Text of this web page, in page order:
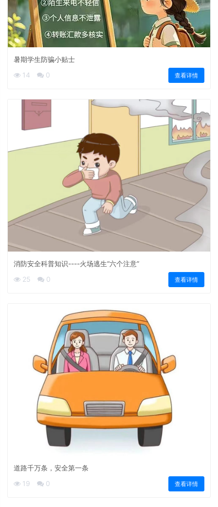
暑期学生防骗小贴士
14
0 查看详情
消防安全科普知识----火场逃生“六个注意”
25
0 查看详情
道路千万条，安全第一条
19
0 查看详情